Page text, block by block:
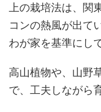
上の栽培法は、関
コンの熱風が出て
わが家を基準にし
高山植物や、山野
で、工夫しながら